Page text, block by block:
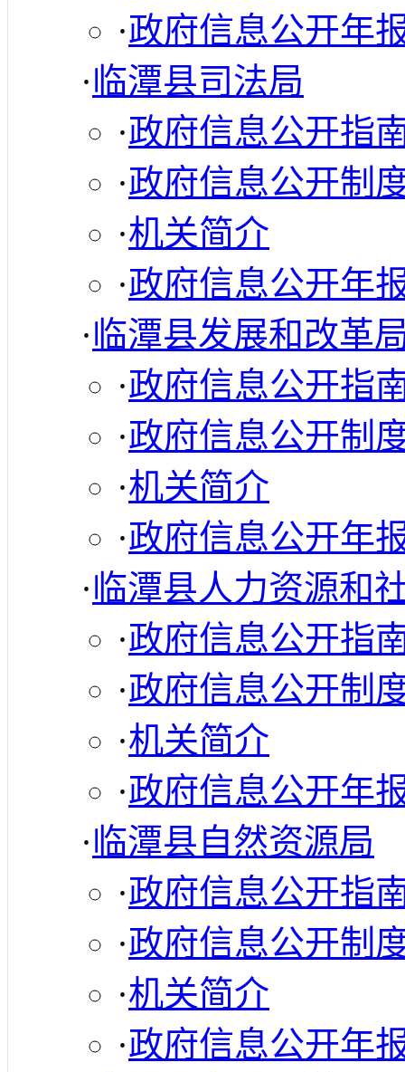
·政府信息公开年
·临潭县司法局
·政府信息公开指
·政府信息公开制
·机关简介
·政府信息公开年
·临潭县发展和改革
·政府信息公开指
·政府信息公开制
·机关简介
·政府信息公开年
·临潭县人力资源和
·政府信息公开指
·政府信息公开制
·机关简介
·政府信息公开年
·临潭县自然资源局
·政府信息公开指
·政府信息公开制
·机关简介
·政府信息公开年